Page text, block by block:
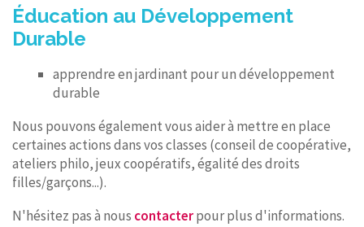
Éducation au Développement
Durable
apprendre en jardinant pour un développement
durable
Nous pouvons également vous aider à mettre en place
certaines actions dans vos classes (conseil de coopérative,
ateliers philo, jeux coopératifs, égalité des droits
filles/garçons...).
N'hésitez pas à nous contacterpour plus d'informations.